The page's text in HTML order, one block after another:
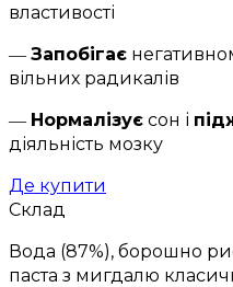
властивості
― Запобігає
вільних радикалів
― Нормалізує сон і
діяльність мозку
Де купити
Склад
Вода (87%), борошно
паста з мигдалю